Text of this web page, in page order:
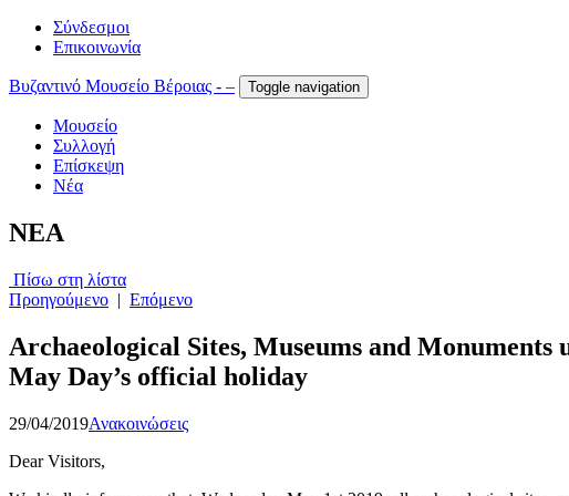
Σύνδεσμοι
Επικοινωνία
Βυζαντινό Μουσείο Βέροιας - – Toggle navigation
Μουσείο
Συλλογή
Επίσκεψη
Νέα
NEA
Πίσω στη λίστα
Προηγούμενο | Επόμενο
Archaeological Sites, Museums and
May Day’s official holiday
29/04/2019Ανακοινώσεις
Dear Visitors,